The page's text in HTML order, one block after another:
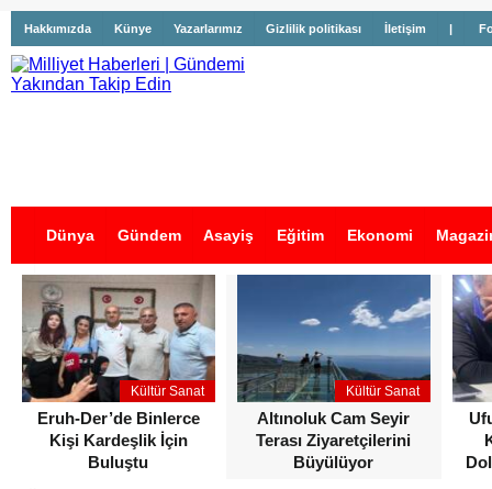
Hakkımızda Künye Yazarlarımız Gizlilik politikası İletişim |
Dünya Gündem Asayiş Eğitim Ekonomi
İş İlanları
Kültür Sanat
Eruh-Der’de Binlerce
Kişi Kardeşlik İçin
Buluştu
Kültür Sanat
Altınoluk Cam Seyir
Terası Ziyaretçilerini
Büyülüyor